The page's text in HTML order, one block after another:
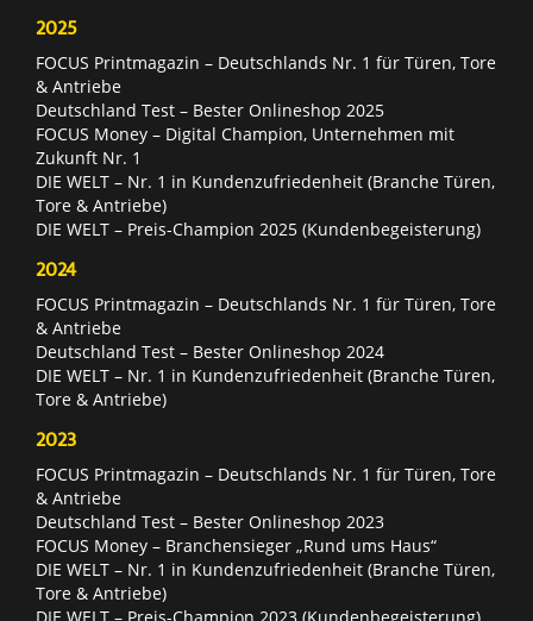
2025
FOCUS Printmagazin – Deutschlands Nr. 1 für Türen, Tore
& Antriebe
Deutschland Test – Bester Onlineshop 2025
FOCUS Money – Digital Champion, Unternehmen mit
Zukunft Nr. 1
DIE WELT – Nr. 1 in Kundenzufriedenheit (Branche Türen,
Tore & Antriebe)
DIE WELT – Preis-Champion 2025 (Kundenbegeisterung)
2024
FOCUS Printmagazin – Deutschlands Nr. 1 für Türen, Tore
& Antriebe
Deutschland Test – Bester Onlineshop 2024
DIE WELT – Nr. 1 in Kundenzufriedenheit (Branche Türen,
Tore & Antriebe)
2023
FOCUS Printmagazin – Deutschlands Nr. 1 für Türen, Tore
& Antriebe
Deutschland Test – Bester Onlineshop 2023
FOCUS Money – Branchensieger „Rund ums Haus“
DIE WELT – Nr. 1 in Kundenzufriedenheit (Branche Türen,
Tore & Antriebe)